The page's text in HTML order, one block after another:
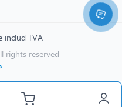
rights reserved
includ TVA